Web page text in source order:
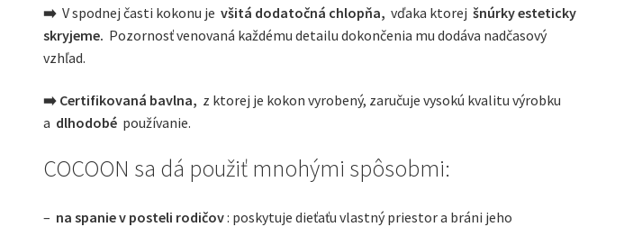
➡️ V spodnej časti kokonu jevšitá dodatočná chlopňa, vďaka ktorejšnúrky esteticky
skryjeme. Pozornosť venovaná každému detailu dokončenia mu dodáva nadčasový
vzhľad.
➡️ Certifikovaná bavlna, z ktorej je kokon vyrobený, zaručuje vysokú kvalitu výrobku
a dlhodobé používanie.
COCOON sa dá použiť mnohými spôsobmi:
– na spanie v posteli rodičov: poskytuje dieťaťu vlastný priestor a bráni jeho